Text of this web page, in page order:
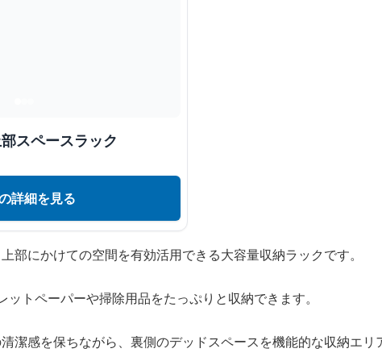
スペースラック
詳細を見る
部にかけての空間を有効活用できる大容量収納ラックです。
トペーパーや掃除用品をたっぷりと収納できます。
潔感を保ちながら、裏側のデッドスペースを機能的な収納エリ